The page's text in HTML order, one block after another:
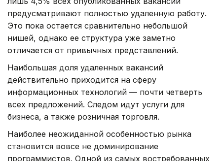
предусматривают полностью удаленную работу.
Это пока остается сравнительно небольшой
нишей, однако ее структура уже заметно
отличается от привычных представлений.
Наибольшая доля удаленных вакансий
действительно приходится на сферу
информационных технологий — почти четверть
всех предложений. Следом идут услуги для
бизнеса, а также розничная торговля.
Наиболее неожиданной особенностью рынка
становится вовсе не доминирование
программистов. Одной из самых востребованных